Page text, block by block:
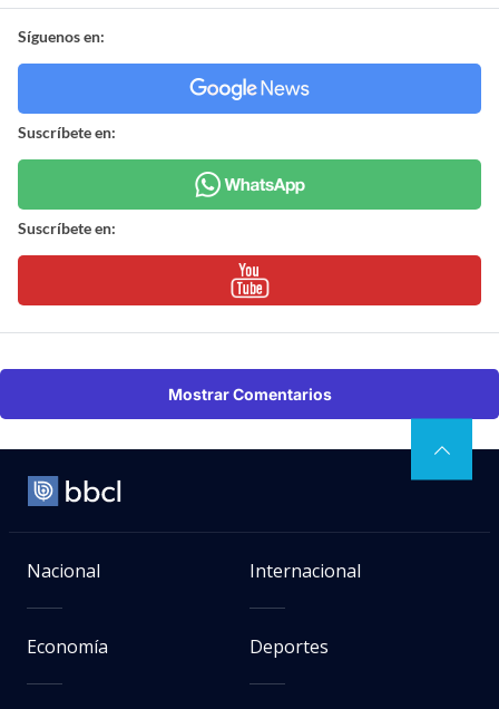
Síguenos en:
Suscríbete en:
Suscríbete en:
Mostrar Comentarios
Nacional Internacional
Economía Deportes